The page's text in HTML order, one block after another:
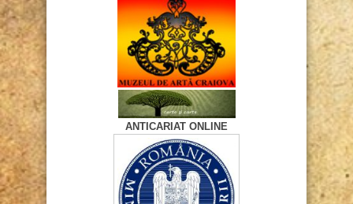
ANTICARIAT ONLINE